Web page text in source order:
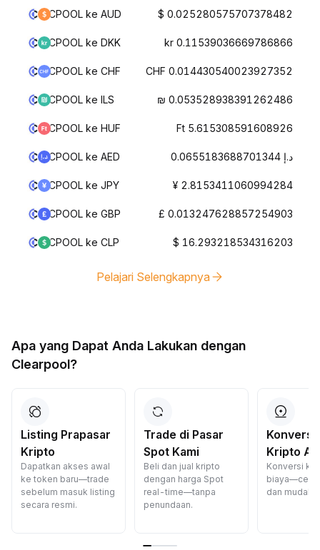
CPOOL ke AUD $ 0.025280575707378482
CPOOL ke DKK kr 0.11539036669786866
CPOOL ke CHF CHF 0.014430540023927352
CPOOL ke ILS ₪ 0.053528938391262486
CPOOL ke HUF Ft 5.615308591608926
CPOOL ke AED د.إ 0.0655183688701344
CPOOL ke JPY ¥ 2.8153411060994284
CPOOL ke GBP £ 0.013247628857254903
CPOOL ke CLP $ 16.293218534316203
Pelajari Selengkapnya
Apa yang Dapat Anda Lakukan dengan
Clearpool?
Listing Prapasar
Kripto
Dapatkan akses awal
ke token baru—trade
sebelum masuk listing
secara resmi.
Trade di Pasar
Spot Kami
Beli dan jual kripto
dengan harga Spot
real-time—tanpa
penundaan.
Kripto
Konversi
dan mudah.